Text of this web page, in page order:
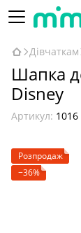
Дівчаткам
Шапка
Disney
Артикул: 1016
Розпродаж
−36%